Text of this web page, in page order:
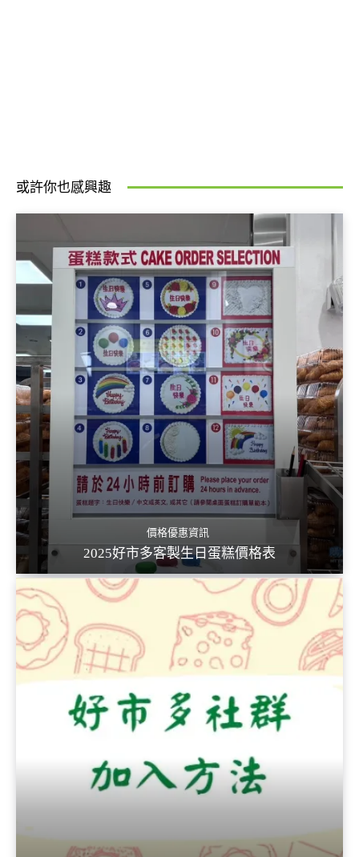
或許你也感興趣
價格優惠資訊
2025好市多客製生日蛋糕價格表